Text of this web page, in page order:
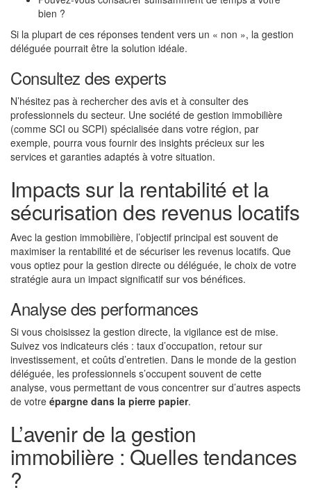
bien ?
Si la plupart de ces réponses tendent vers un « non », la gestion
déléguée pourrait être la solution idéale.
Consultez des experts
N’hésitez pas à rechercher des avis et à consulter des
professionnels du secteur. Une société de gestion immobilière
(comme SCI ou SCPI) spécialisée dans votre région, par
exemple, pourra vous fournir des insights précieux sur les
services et garanties adaptés à votre situation.
Impacts sur la rentabilité et la
sécurisation des revenus locatifs
Avec la gestion immobilière, l’objectif principal est souvent de
maximiser la rentabilité et de sécuriser les revenus locatifs. Que
vous optiez pour la gestion directe ou déléguée, le choix de votre
stratégie aura un impact significatif sur vos bénéfices.
Analyse des performances
Si vous choisissez la gestion directe, la vigilance est de mise.
Suivez vos indicateurs clés : taux d’occupation, retour sur
investissement, et coûts d’entretien. Dans le monde de la gestion
déléguée, les professionnels s’occupent souvent de cette
analyse, vous permettant de vous concentrer sur d’autres aspects
de votre épargne dans la pierre papier.
L’avenir de la gestion
immobilière : Quelles tendances
?